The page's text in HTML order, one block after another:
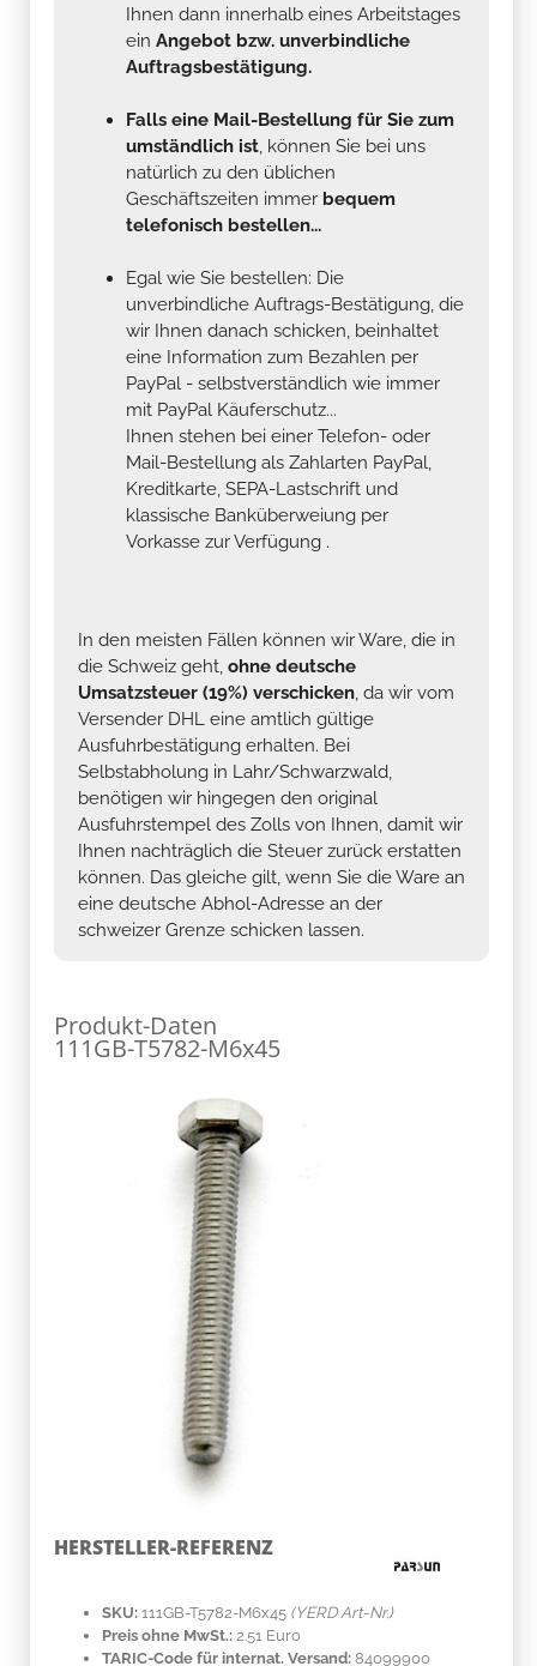
Ihnen dann innerhalb eines Arbeitstages
ein Angebot bzw. unverbindliche
Auftragsbestätigung.
Falls eine Mail-Bestellung für Sie zum
umständlich ist, können Sie bei uns
natürlich zu den üblichen
Geschäftszeiten immer bequem
telefonisch bestellen...
Egal wie Sie bestellen: Die
unverbindliche Auftrags-Bestätigung, die
wir Ihnen danach schicken, beinhaltet
eine Information zum Bezahlen per
PayPal - selbstverständlich wie immer
mit PayPal Käuferschutz...
Ihnen stehen bei einer Telefon- oder
Mail-Bestellung als Zahlarten PayPal,
Kreditkarte, SEPA-Lastschrift und
klassische Banküberweiung per
Vorkasse zur Verfügung .
In den meisten Fällen können wir Ware, die in
die Schweiz geht, ohne deutsche
Umsatzsteuer (19%) verschicken, da wir vom
Versender DHL eine amtlich gültige
Ausfuhrbestätigung erhalten. Bei
Selbstabholung in Lahr/Schwarzwald,
benötigen wir hingegen den original
Ausfuhrstempel des Zolls von Ihnen, damit wir
Ihnen nachträglich die Steuer zurück erstatten
können. Das gleiche gilt, wenn Sie die Ware an
eine deutsche Abhol-Adresse an der
schweizer Grenze schicken lassen.
Produkt-Daten
111GB-T5782-M6x45
HERSTELLER-REFERENZ
SKU: 111GB-T5782-M6x45 (YERD Art-Nr.)
Preis ohne MwSt.: 2.51 Euro
TARIC-Code für internat. Versand: 84099900